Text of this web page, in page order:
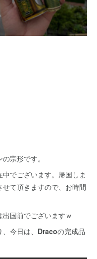
宗形です。
でございます。帰国しま
て頂きますので、お時間
国前でございますｗ
今日は、 Dracoの完成品